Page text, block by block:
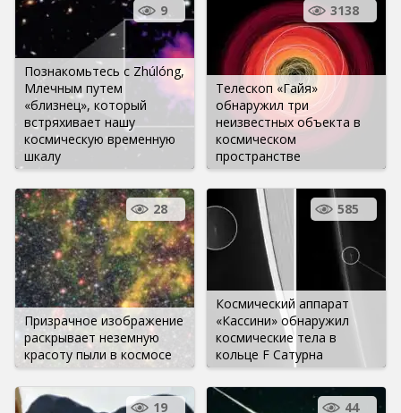
Познакомьтесь с Zhúlóng,
Млечным путем
«близнец», который
встряхивает нашу
космическую временную
шкалу
9
Телескоп «Гайя»
обнаружил три
неизвестных объекта в
космическом
пространстве
3138
Призрачное изображение
раскрывает неземную
красоту пыли в космосе
28
Космический аппарат
«Кассини» обнаружил
космические тела в
кольце F Сатурна
585
19 44